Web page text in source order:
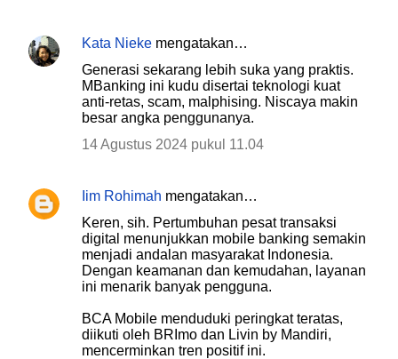
Kata Nieke mengatakan…
Generasi sekarang lebih suka yang praktis.
MBanking ini kudu disertai teknologi kuat
anti-retas, scam, malphising. Niscaya makin
besar angka penggunanya.
14 Agustus 2024 pukul 11.04
Iim Rohimah mengatakan…
Keren, sih. Pertumbuhan pesat transaksi
digital menunjukkan mobile banking semakin
menjadi andalan masyarakat Indonesia.
Dengan keamanan dan kemudahan, layanan
ini menarik banyak pengguna.
BCA Mobile menduduki peringkat teratas,
diikuti oleh BRImo dan Livin by Mandiri,
mencerminkan tren positif ini.